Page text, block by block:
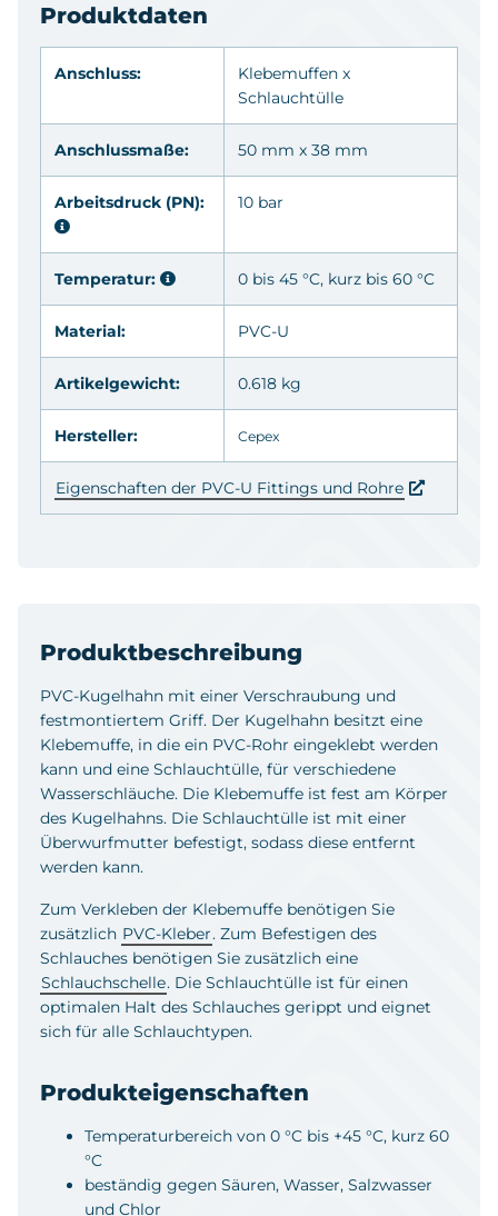
Produktbeschreibung
PVC-Kugelhahn mit einer Verschraubung und
festmontiertem Griff. Der Kugelhahn besitzt eine
Klebemuffe, in die ein PVC-Rohr eingeklebt werden
kann und eine Schlauchtülle, für verschiedene
Wasserschläuche. Die Klebemuffe ist fest am Körper
des Kugelhahns. Die Schlauchtülle ist mit einer
Überwurfmutter befestigt, sodass diese entfernt
werden kann.
Zum Verkleben der Klebemuffe benötigen Sie
zusätzlich PVC-Kleber. Zum Befestigen des
Schlauches benötigen Sie zusätzlich eine
Schlauchschelle. Die Schlauchtülle ist für einen
optimalen Halt des Schlauches gerippt und eignet
sich für alle Schlauchtypen.
Produkteigenschaften
Temperaturbereich von 0 °C bis +45 °C, kurz 60
°C
beständig gegen Säuren, Wasser, Salzwasser
und Chlor
Produktdaten
Anschluss: Klebemuffen x
Schlauchtülle
Anschlussmaße: 50 mm x 38 mm
Arbeitsdruck (PN): 10 bar
Temperatur: 0 bis 45 °C, kurz bis 60 °C
Material: PVC-U
Artikelgewicht: 0.618 kg
Hersteller: Cepex
Eigenschaften der PVC-U Fittings und Rohre